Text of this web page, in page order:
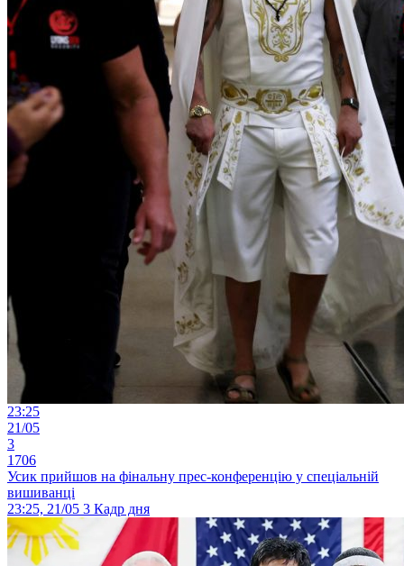
23:25
21/05
3
1706
Усик прийшов на фінальну прес-конференцію у спеціальній
вишиванці
23:25, 21/05 3 Кадр дня